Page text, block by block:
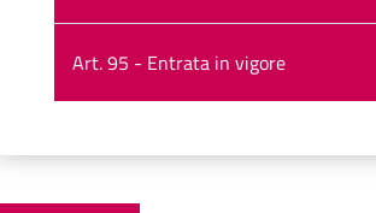
Art. 95 - Entrata in vigore